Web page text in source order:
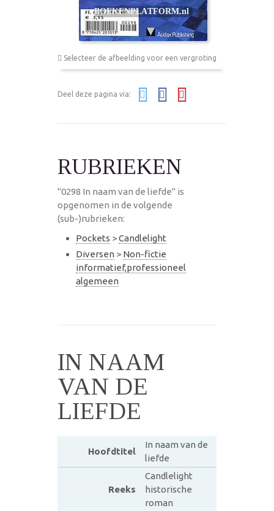
Selecteer de afbeelding voor een vergroting
Deel deze pagina via:
RUBRIEKEN
"0298 In naam van de liefde" is
opgenomen in de volgende
(sub-)rubrieken:
Pockets >Candlelight
Diversen > Non-fictie
informatief,professioneel
algemeen
IN NAAM
VAN DE
LIEFDE
Hoofdtitel
In naam van de
liefde
Reeks
Candlelight
historische
roman